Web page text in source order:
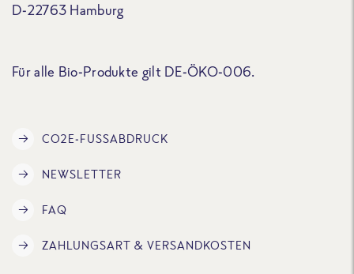
D-22763 Hamburg
Für alle Bio-Produkte gilt DE-ÖKO-006.
CO2E-FUSSABDRUCK
NEWSLETTER
FAQ
ZAHLUNGSART & VERSANDKOSTEN